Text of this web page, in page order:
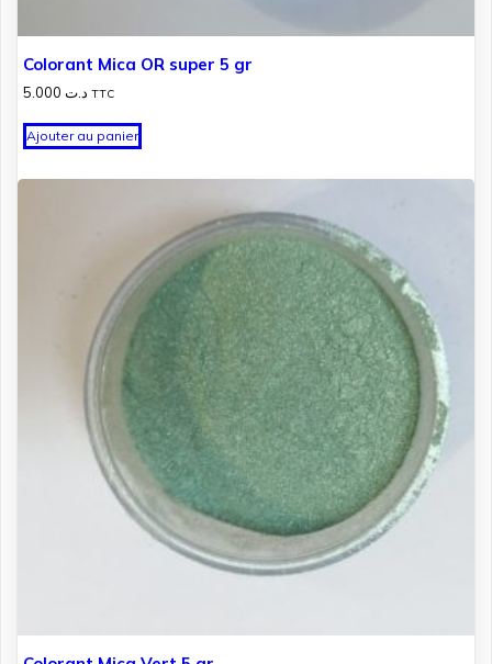
Colorant Mica OR super 5 gr
د.ت TTC
Ajouter au panier